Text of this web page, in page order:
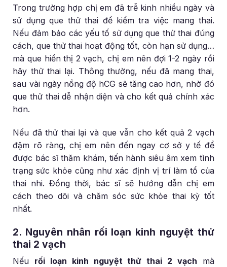
Trong trường hợp chị em đã trễ kinh nhiều ngày và
sử dụng que thử thai để kiểm tra việc mang thai.
Nếu đảm bảo các yếu tố sử dụng que thử thai đúng
cách, que thử thai hoạt động tốt, còn hạn sử dụng…
mà que hiển thị 2 vạch, chị em nên đợi 1-2 ngày rồi
hãy thử thai lại. Thông thường, nếu đã mang thai,
sau vài ngày nồng độ hCG sẽ tăng cao hơn, nhờ đó
que thử thai dễ nhận diện và cho kết quả chính xác
hơn.
Nếu đã thử thai lại và que vẫn cho kết quả 2 vạch
đậm rõ ràng, chị em nên đến ngay cơ sở y tế để
được bác sĩ thăm khám, tiến hành siêu âm xem tình
trạng sức khỏe cũng như xác định vị trí làm tổ của
thai nhi. Đồng thời, bác sĩ sẽ hướng dẫn chị em
cách theo dõi và chăm sóc sức khỏe thai kỳ tốt
nhất.
2. Nguyên nhân rối loạn kinh nguyệt thử
thai 2 vạch
Nếu rối loạn kinh nguyệt thử thai 2 vạch mà